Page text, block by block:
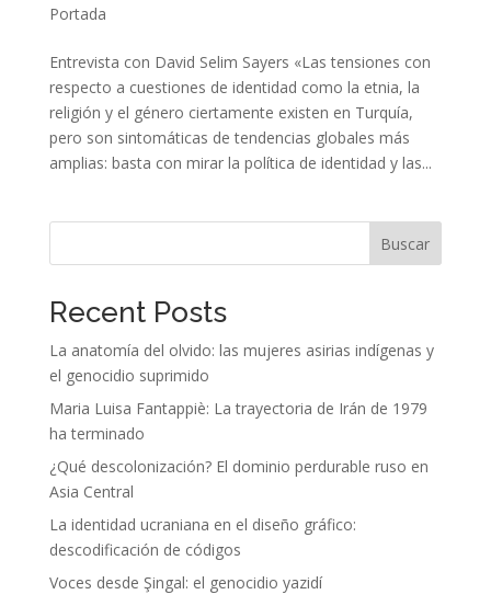
Portada
Entrevista con David Selim Sayers «Las tensiones con
respecto a cuestiones de identidad como la etnia, la
religión y el género ciertamente existen en Turquía,
pero son sintomáticas de tendencias globales más
amplias: basta con mirar la política de identidad y las...
Buscar
Recent Posts
La anatomía del olvido: las mujeres asirias indígenas y
el genocidio suprimido
Maria Luisa Fantappiè: La trayectoria de Irán de 1979
ha terminado
¿Qué descolonización? El dominio perdurable ruso en
Asia Central
La identidad ucraniana en el diseño gráfico:
descodificación de códigos
Voces desde Şingal: el genocidio yazidí